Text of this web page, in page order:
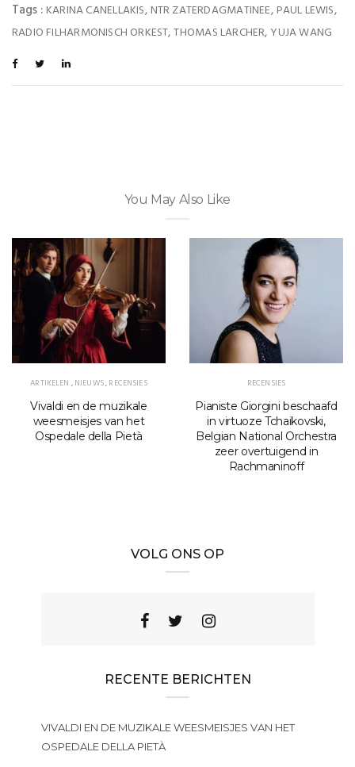
Tags : KARINA CANELLAKIS, NTR ZATERDAGMATINEE, PAUL LEWIS,
RADIO FILHARMONISCH ORKEST,THOMAS LARCHER, YUJA WANG
You May Also Like
ARTIKELEN ,NIEUWS,RECENSIES
Vivaldi en de muzikale
weesmeisjes van het
Ospedale della Pietà
RECENSIES
Pianiste Giorgini beschaafd
in virtuoze Tchaikovski,
Belgian National Orchestra
zeer overtuigend in
Rachmaninoff
VOLG ONS OP
RECENTE BERICHTEN
VIVALDI EN DE MUZIKALE WEESMEISJES VAN HET
OSPEDALE DELLA PIETÀ